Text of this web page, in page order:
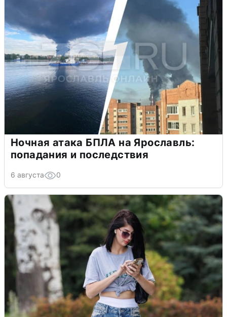
Ночная атака БПЛА на Ярославль:
попадания и последствия
6 августа 0